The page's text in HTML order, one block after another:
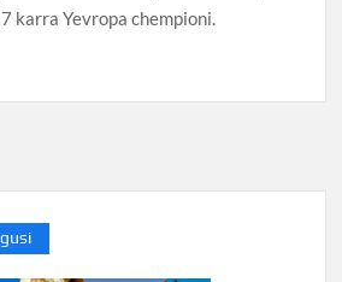
karra Yevropa chempioni.